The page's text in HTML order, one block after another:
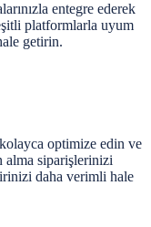
entegre ederek
platformlarla uyum
getirin.
optimize edin ve
alma siparişlerinizi
daha verimli hale